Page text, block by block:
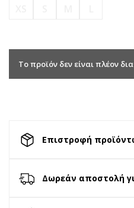
Το προϊόν δεν είναι πλέον
Επιστροφή
Δωρεάν αποστολή